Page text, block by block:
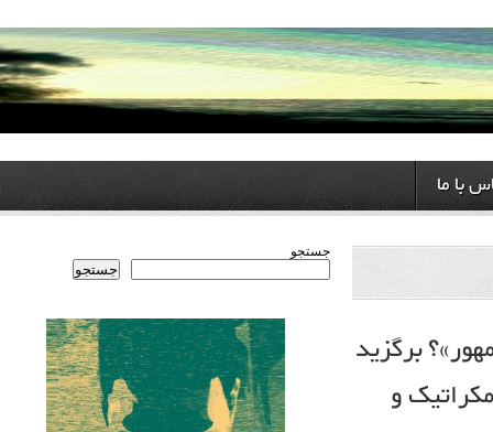
برگزید
و
جستجو